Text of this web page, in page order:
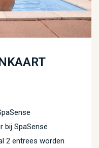
bij SpaSense
2 entrees worden